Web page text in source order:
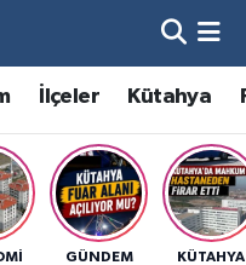
İlçeler Kütahya
GÜNDEM KÜTAHYA
Fikstür